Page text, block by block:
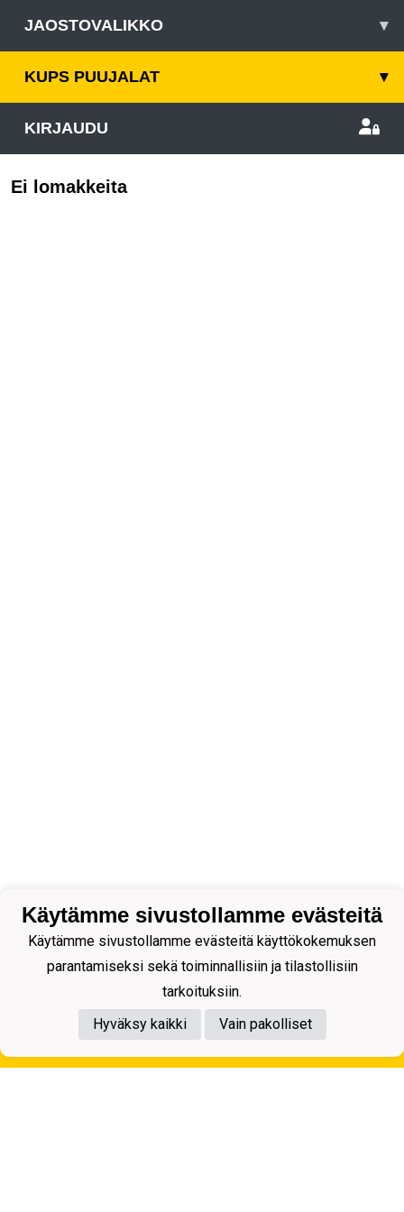
JAOSTOVALIKKO ▾
KUPS PUUJALAT ▾
KIRJAUDU
Ei lomakkeita
Tietosuojaseloste
Käytämme sivustollamme evästeitä
Käytämme sivustollamme evästeitä käyttökokemuksen
parantamiseksi sekä toiminnallisiin ja tilastollisiin
tarkoituksiin.
Hyväksy kaikki
Vain pakolliset